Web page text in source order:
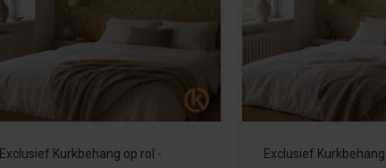
Exclusief Kurkbehang op rol -
Exclusief